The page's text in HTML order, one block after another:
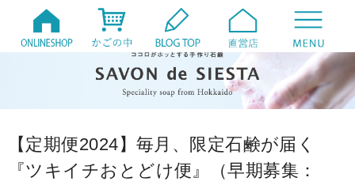
【定期便2024】毎月、限定石鹸が届く
『ツキイチおとどけ便』（早期募集：